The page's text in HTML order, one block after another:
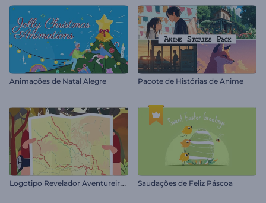
Animações de Natal Alegre Pacote de Histórias de Anime
L
ogotipo Revelador Aventureiro de Caminhadas Saudações de Feliz Páscoa